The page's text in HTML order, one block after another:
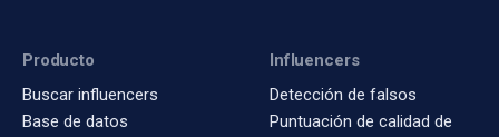
Producto
Buscar influencers
Base de datos
Influencers
Detección de falsos
Puntuación de calidad de